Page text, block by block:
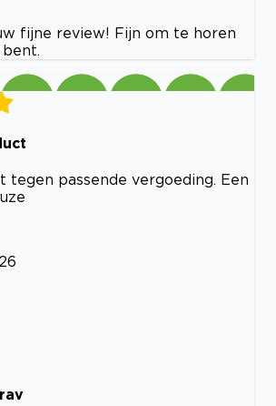
fijne review! Fijn om te horen
tegen passende vergoeding. Een